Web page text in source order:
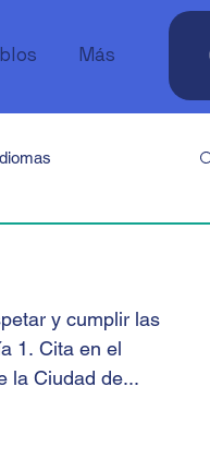
Más
Sudáfrica
y cumplir las
1. Cita en el
la Ciudad de...